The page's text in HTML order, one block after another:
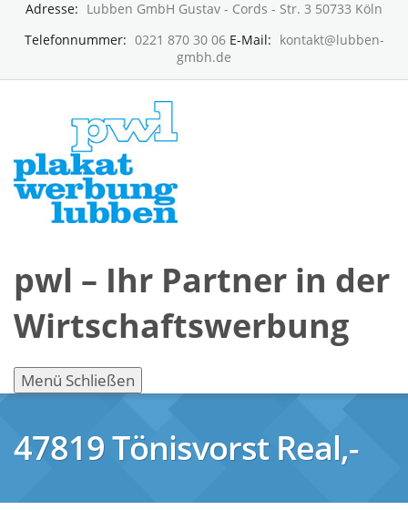
Adresse: Lubben GmbH Gustav - Cords - Str. 3 50733 Köln
Telefonnummer: 0221 870 30 06E-Mail: kontakt@lubben-
gmbh.de
pwl – Ihr Partner in der
Wirtschaftswerbung
Menü Schließen
47819 Tönisvorst Real,-